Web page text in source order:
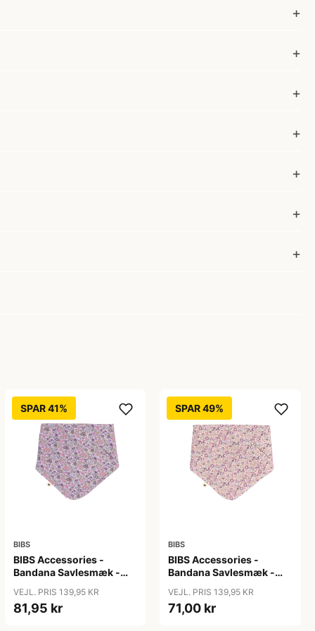
SPAR 41%
BIBS
BIBS Accessories -
Bandana Savlesmæk -
Lawn/Violet Sky
VEJL. PRIS 139,95 KR
81,95 kr
SPAR 49%
BIBS
BIBS Accessories -
Bandana Savlesmæk -
VEJL. PRIS 139,95 KR
71,00 kr